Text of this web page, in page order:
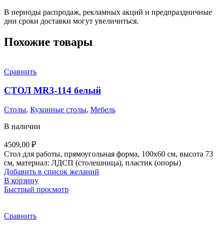
В периоды распродаж, рекламных акций и предпраздничные
дни сроки доставки могут увеличиться.
Похожие товары
Сравнить
СТОЛ MR3-114 белый
Столы, Кухонные столы, Мебель
В наличии
4509,00 ₽
Стол для работы, прямоугольная форма, 100x60 см, высота 73
см, материал: ЛДСП (столешница), пластик (опоры)
Добавить в список желаний
В корзину
Быстрый просмотр
Сравнить